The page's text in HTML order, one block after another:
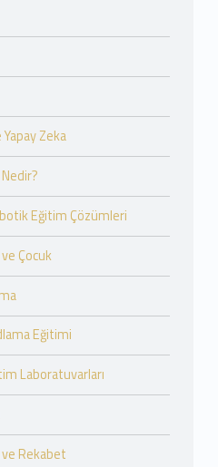
Zeka
Eğitim Çözümleri
Çocuk
Eğitimi
Laboratuvarları
Rekabet